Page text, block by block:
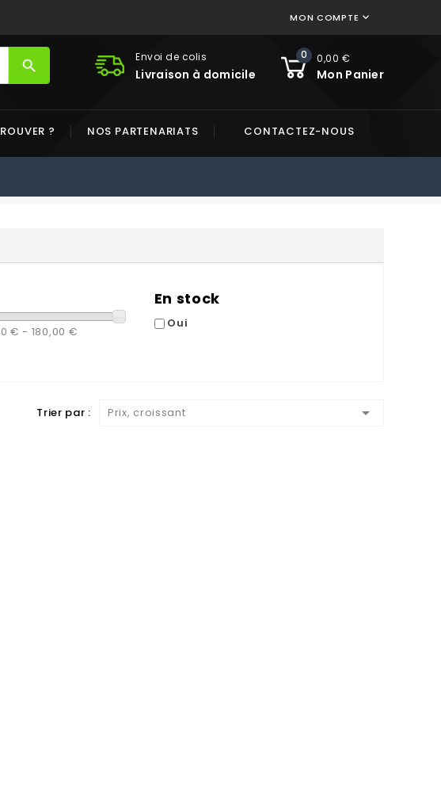
MON COMPTE 
0 0,00 €
Mon Panier
Envoi de colis
Livraison à domicile
search
? NOS PARTENARIATS CONTACTEZ-NOUS
€ - 180,00 €
En stock
Oui
Trier par : Prix, croissant 